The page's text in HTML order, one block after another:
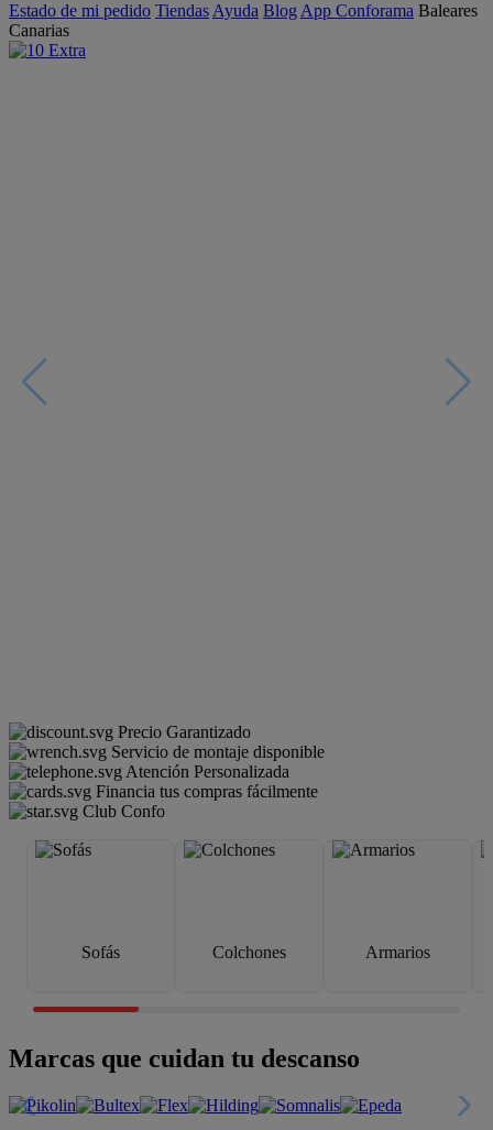
Estado de mi pedido Tiendas Ayuda Blog App Conforama Baleares
Canarias
Precio Garantizado
Servicio de montaje disponible
Atención Personalizada
Financia tus compras fácilmente
Club Confo
Sofás Colchones Armarios
Marcas que cuidan tu descanso